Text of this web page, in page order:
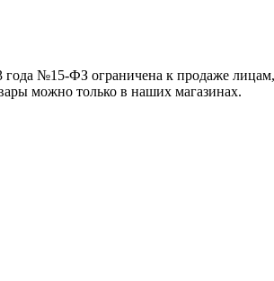
года №15-ФЗ ограничена к продаже
можно только в наших магазинах.